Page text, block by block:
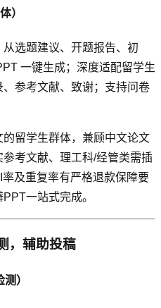
）
选题建议、开题报告、初
一键生成；深度适配留学生
参考文献、致谢；支持问卷
的留学生群体，兼顾中文论文
考文献、理工科/经管类需插
及重复率有严格退款保障要
一站式完成。
，辅助投稿
）